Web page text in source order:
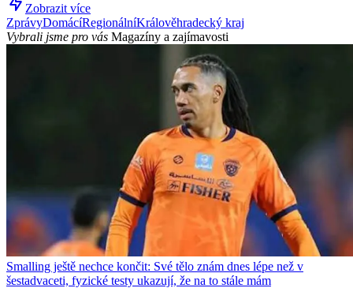
Zobrazit více
ZprávyDomácíRegionálníKrálověhradecký kraj
Vybrali jsme pro vás Magazíny a zajímavosti
Smalling ještě nechce končit: Své tělo znám dnes lépe než v
šestadvaceti, fyzické testy ukazují, že na to stále mám